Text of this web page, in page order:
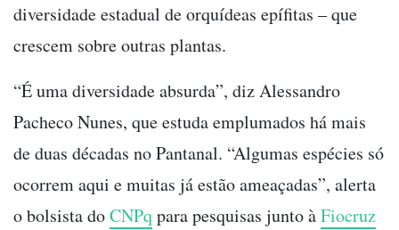
diversidade estadual de orquídeas epífitas – que
crescem sobre outras plantas.
“É uma diversidade absurda”, diz Alessandro
Pacheco Nunes, que estuda emplumados há mais
de duas décadas no Pantanal. “Algumas espécies só
ocorrem aqui e muitas já estão ameaçadas”, alerta
o bolsista doCNPq para pesquisas junto àFiocruz